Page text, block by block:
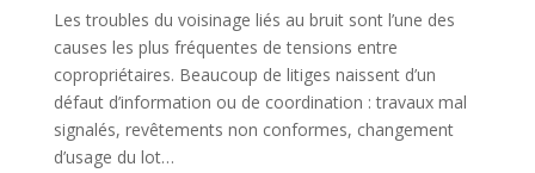
Les troubles du voisinage liés au bruit sont l’une des
causes les plus fréquentes de tensions entre
copropriétaires. Beaucoup de litiges naissent d’un
défaut d’information ou de coordination : travaux mal
signalés, revêtements non conformes, changement
d’usage du lot…